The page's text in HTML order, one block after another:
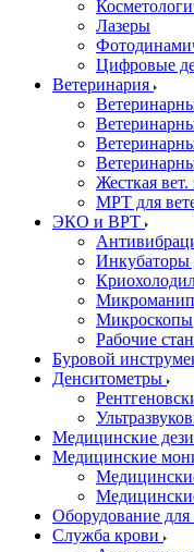
Лазеры
Цифровые
Ветеринария
Жесткая
МРТ для
ЭКО и ВРТ
Микроскопы
Рабочие
Буровой
Денситометры
Медицинские
Медицинские
Оборудование
Служба крови